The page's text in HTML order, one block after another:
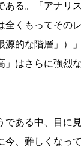
る。「アナリ
全くもってその
的な階層」）
」はさらに強烈
である中、目に
今、難しくなっ